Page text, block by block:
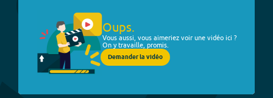
Oups.
Vous aussi, vous aimeriez voir une vidéo ici ?
On y travaille, promis.
Demander la vidéo